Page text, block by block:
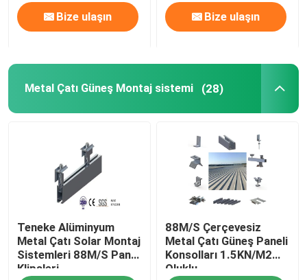
Monokristal Güneş Modülü
Bize ulaşın Bize ulaşın
Metal Çatı Güneş Montaj sistemi (28)
Teneke Alüminyum
Metal Çatı Solar Montaj
Sistemleri 88M/S Panel
Klipsleri
88M/S Çerçevesiz
Metal Çatı Güneş Paneli
Konsolları 1.5KN/M2
Oluklu